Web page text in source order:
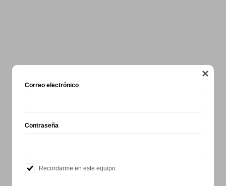

Correo electrónico
Contraseña
Recordarme en este equipo.